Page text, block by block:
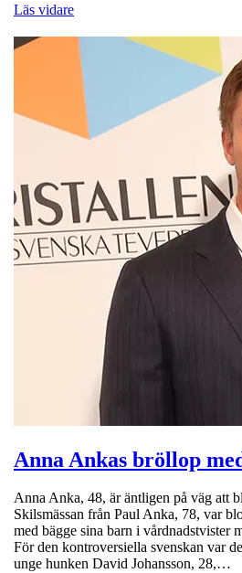
Läs vidare
Anna Ankas bröllop
Anna Anka, 48, är äntligen på väg att
Skilsmässan från Paul Anka, 78, var
med bägge sina barn i vårdnadstvister
För den kontroversiella svenskan var
unge hunken David Johansson, 28,…